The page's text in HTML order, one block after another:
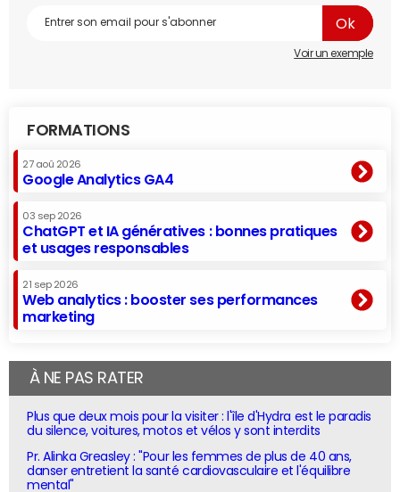
Voir un exemple
FORMATIONS
27 aoû 2026
Google Analytics GA4
03 sep 2026
ChatGPT et IA génératives : bonnes pratiques
et usages responsables
21 sep 2026
Web analytics : booster ses performances
marketing
À NE PAS RATER
Plus que deux mois pour la visiter : l'île d'Hydra est le paradis
du silence, voitures, motos et vélos y sont interdits
Pr. Alinka Greasley : "Pour les femmes de plus de 40 ans,
danser entretient la santé cardiovasculaire et l'équilibre
mental"